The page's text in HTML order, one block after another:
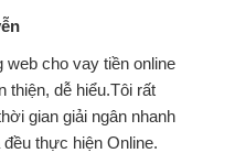
web cho vay tiền online
thiện, dễ hiểu.Tôi rất
gian giải ngân nhanh
thực hiện Online.